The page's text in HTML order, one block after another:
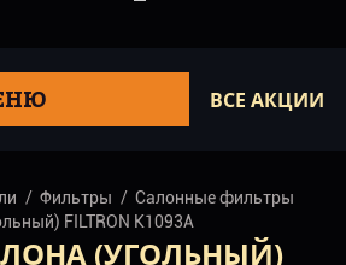
ВСЕ АКЦИИ
Фильтры
Салонные фильтры
FILTRON K1093A
(УГОЛЬНЫЙ)